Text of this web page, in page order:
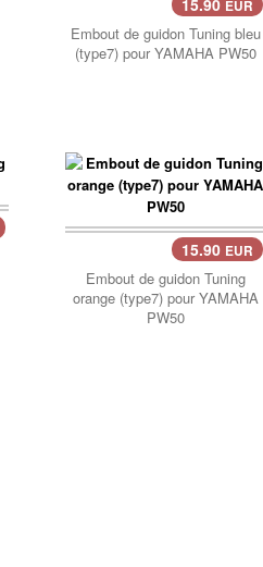
15.90 EUR
Embout de guidon Tuning bleu
(type7) pour YAMAHA PW50
15.90 EUR
Embout de guidon Tuning
orange (type7) pour YAMAHA
PW50